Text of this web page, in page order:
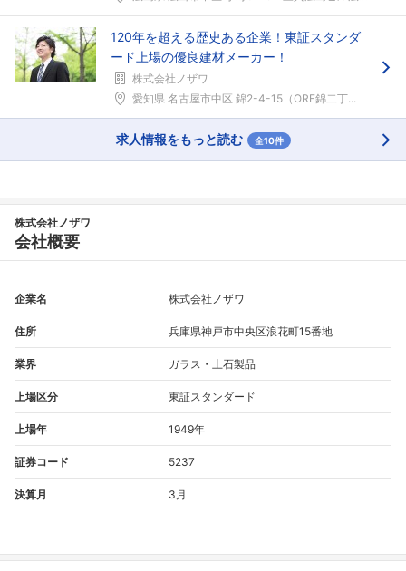
120年を超える歴史ある企業！東証スタンダ
ード上場の優良建材メーカー！
株式会社ノザワ
愛知県 名古屋市中区 錦2-4-15（ORE錦二丁...
求人情報をもっと読む 全10件
株式会社ノザワ
会社概要
企業名 株式会社ノザワ
住所 兵庫県神戸市中央区浪花町15番地
業界 ガラス・土石製品
上場区分 東証スタンダード
上場年 1949年
証券コード 5237
決算月 3月